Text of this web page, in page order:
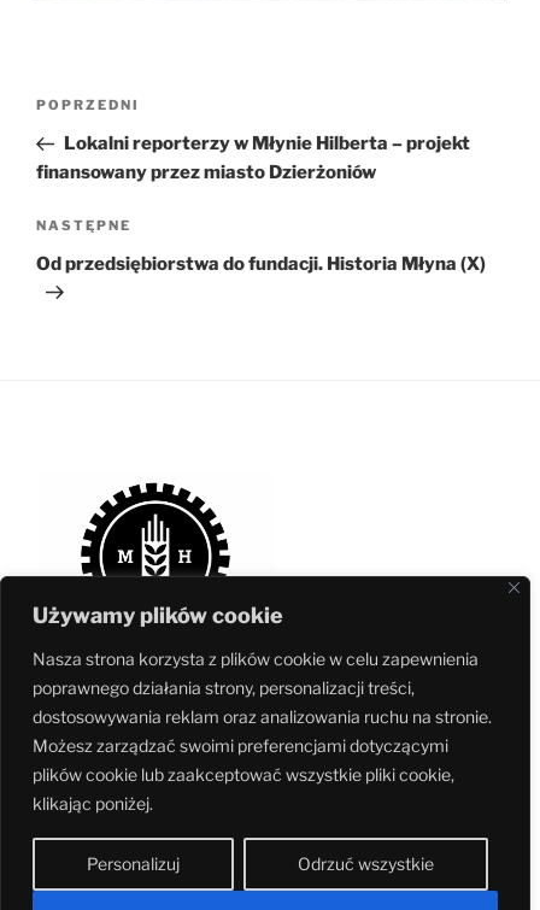
Używamy plików cookie
Nasza strona korzysta z plików cookie w celu zapewnienia
poprawnego działania strony, personalizacji treści,
dostosowywania reklam oraz analizowania ruchu na stronie.
Możesz zarządzać swoimi preferencjami dotyczącymi
plików cookie lub zaakceptować wszystkie pliki cookie,
klikając poniżej.
Personalizuj Odrzuć wszystkie
Nawigacja
Poprzedni
wpis
POPRZEDNI
Lokalni reporterzy w Młynie Hilberta – projekt
finansowany przez miasto Dzierżoniów
Następny
wpis
NASTĘPNE
Od przedsiębiorstwa do fundacji. Historia Młyna (X)
Muzeum jest częściąFundacji Ochrony Dziedzictwa Przemysłowego
Śląska – największej w Polsce niezależnej organizacji pozarządowej
zajmującej się ochroną i promocją zabytków kultury technicznej.